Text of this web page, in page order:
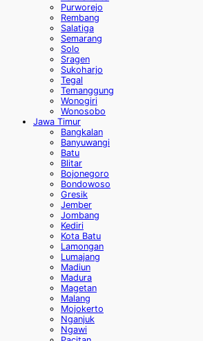
Purworejo
Rembang
Salatiga
Semarang
Solo
Sragen
Sukoharjo
Tegal
Temanggung
Wonogiri
Wonosobo
Jawa Timur
Bangkalan
Banyuwangi
Batu
Blitar
Bojonegoro
Bondowoso
Gresik
Jember
Jombang
Kediri
Kota Batu
Lamongan
Lumajang
Madiun
Madura
Magetan
Malang
Mojokerto
Nganjuk
Ngawi